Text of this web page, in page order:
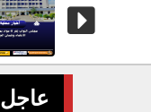
الحوثي
عاجل